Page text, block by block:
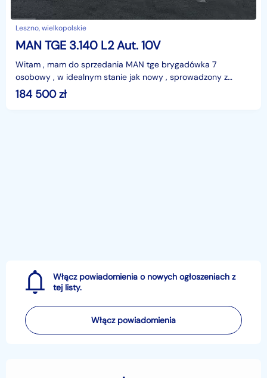
Leszno, wielkopolskie
MAN TGE 3.140 L2 Aut. 10V
Witam , mam do sprzedania MAN tge brygadówka 7
osobowy , w idealnym stanie jak nowy , sprowadzony z
184 500zł
Włącz powiadomienia o nowych ogłoszeniach z
tej listy.
Włącz powiadomienia